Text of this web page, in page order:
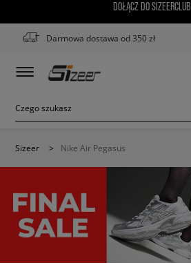
DOŁĄCZ DO SIZEERCLUB
Darmowa dostawa od 350 zł
Sizeer > Nike Air Pegasus